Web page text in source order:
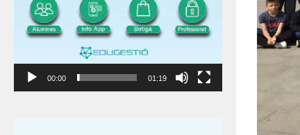
00:00 01:19